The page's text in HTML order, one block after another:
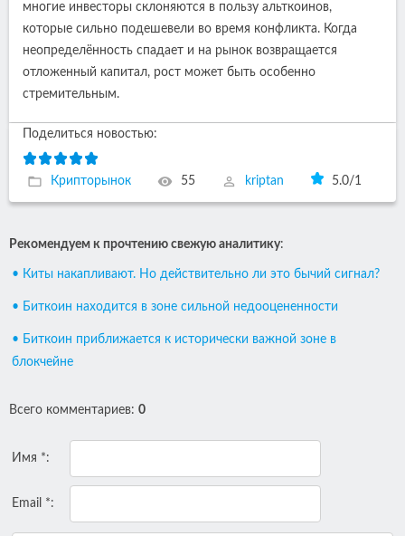
многие инвесторы склоняются в пользу альткоинов,
которые сильно подешевели во время конфликта. Когда
неопределённость спадает и на рынок возвращается
отложенный капитал, рост может быть особенно
стремительным.
Поделиться новостью:
Крипторынок 55 kriptan 5.0/1
Рекомендуем к прочтению свежую аналитику:
• Киты накапливают. Но действительно ли это бычий сигнал?
• Биткоин находится в зоне сильной недооцененности
• Биткоин приближается к исторически важной зоне в
блокчейне
Всего комментариев: 0
Имя *:
Email *: